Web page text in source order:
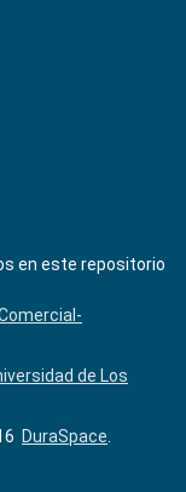
en este repositorio
de Los
DuraSpace